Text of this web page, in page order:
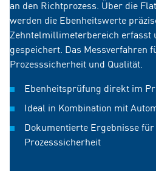
an den Richtprozess. Über die
werden die Ebenheitswerte
Zehntelmillimeterbereich erfasst
gespeichert. Das Messverfahren
Prozesssicherheit und Qualität.
Ebenheitsprüfung direkt im
Ideal in Kombination mit
Dokumentierte Ergebnisse
Prozesssicherheit